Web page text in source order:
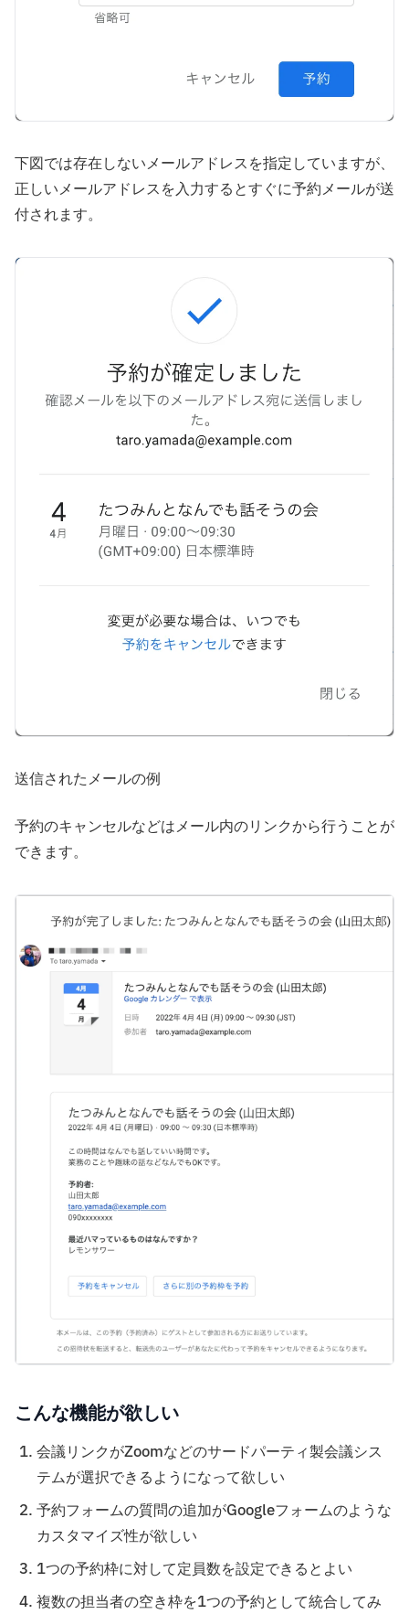
下図では存在しないメールアドレスを指定していますが、
正しいメールアドレスを入力するとすぐに予約メールが送
付されます。
送信されたメールの例
予約のキャンセルなどはメール内のリンクから行うことが
できます。
こんな機能が欲しい
会議リンクがZoomなどのサードパーティ製会議シス
テムが選択できるようになって欲しい
予約フォームの質問の追加がGoogleフォームのような
カスタマイズ性が欲しい
1つの予約枠に対して定員数を設定できるとよい
複数の担当者の空き枠を1つの予約として統合してみ